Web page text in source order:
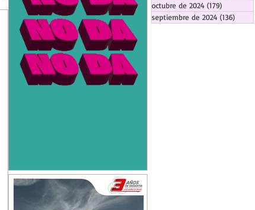
octubre de 2024 (179)
septiembre de 2024 (136)